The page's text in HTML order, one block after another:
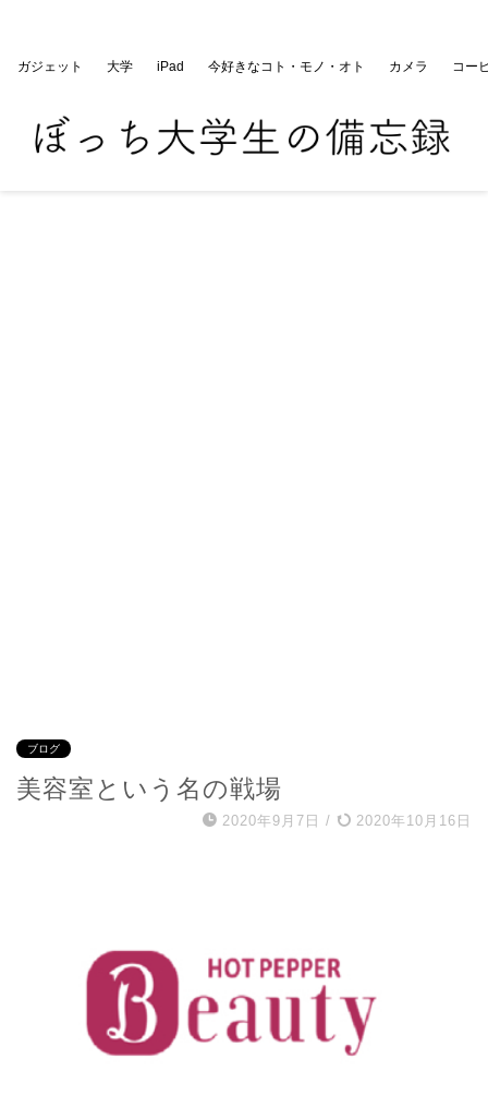
ガジェット 大学 iPad 今好きなコト・モノ・オト カメラ コー
ブログ
美容室という名の戦場
2020年9月7日 / 2020年10月16日